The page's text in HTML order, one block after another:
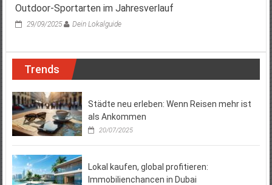
Outdoor-Sportarten im Jahresverlauf
29/09/2025 Dein Lokalguide
Trends
Städte neu erleben: Wenn Reisen mehr ist
als Ankommen
20/07/2025
Lokal kaufen, global profitieren:
Immobilienchancen in Dubai